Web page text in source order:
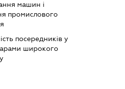
машин і
промислового
посередників у
широкого